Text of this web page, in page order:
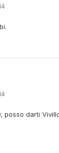
posso darti